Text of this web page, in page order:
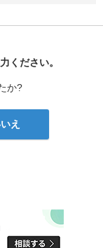
ください。
か?
え